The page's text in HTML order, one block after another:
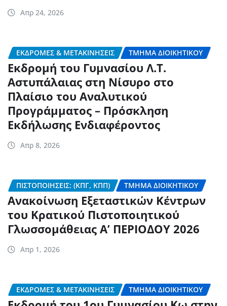
Απρ 24, 2026
ΕΚΔΡΟΜΈΣ & ΜΕΤΑΚΙΝΉΣΕΙΣ ΤΜΉΜΑ ΔΙΟΙΚΗΤΙΚΟΎ
Εκδρομή του Γυμνασίου Λ.Τ.
Αστυπάλαιας στη Νίσυρο στο
Πλαίσιο του Αναλυτικού
Προγράμματος – Πρόσκληση
Εκδήλωσης Ενδιαφέροντος
Απρ 8, 2026
ΠΙΣΤΟΠΟΙΉΣΕΙΣ: (ΚΠΓ, ΚΠΠ) ΤΜΉΜΑ ΔΙΟΙΚΗΤΙΚΟΎ
Ανακοίνωση Εξεταστικών Κέντρων
του Κρατικού Πιστοποιητικού
Γλωσσομάθειας Α’ ΠΕΡΙΟΔΟΥ 2026
Απρ 1, 2026
ΕΚΔΡΟΜΈΣ & ΜΕΤΑΚΙΝΉΣΕΙΣ ΤΜΉΜΑ ΔΙΟΙΚΗΤΙΚΟΎ